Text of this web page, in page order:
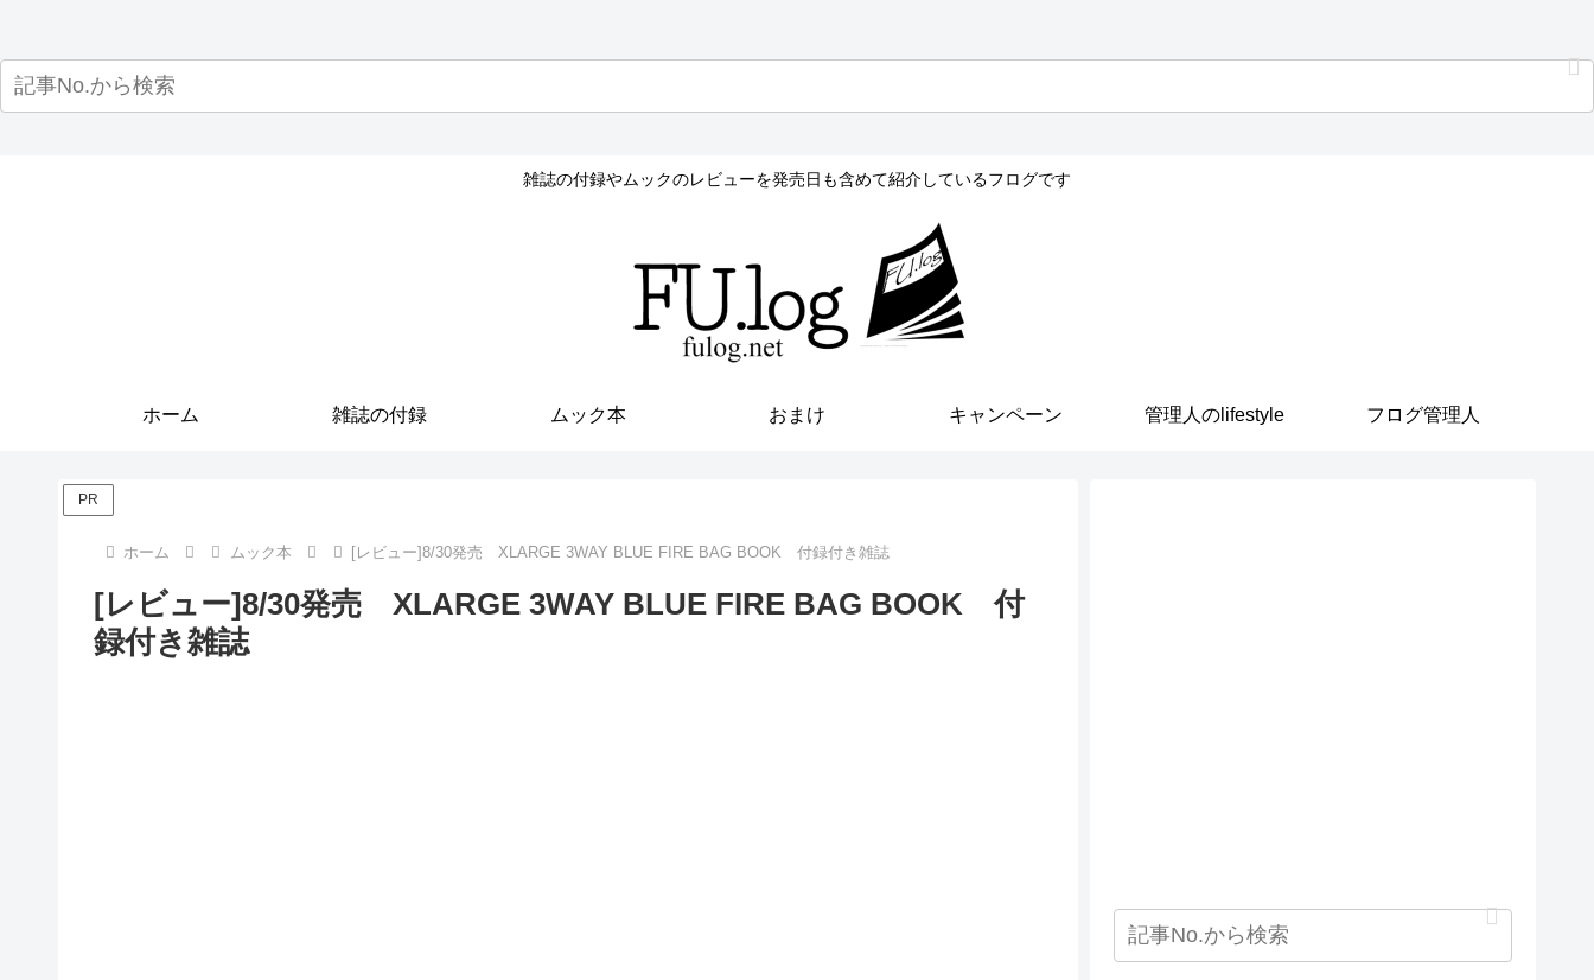
雑誌の付録やムックのレビューを発売日も含めて紹介しているフログです
ホーム 雑誌の付録 ムック本 おまけ キャンペーン 管理人のlifestyle フログ管理人
PR
ホーム ムック本 [レビュー]8/30発売 XLARGE 3WAY BLUE FIRE BAG BOOK 付録付き雑誌
[レビュー]8/30発売 XLARGE 3WAY BLUE FIRE BAG BOOK 付
録付き雑誌